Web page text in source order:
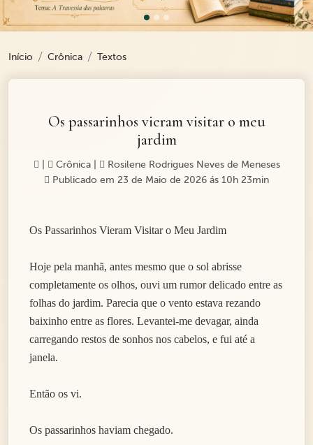
Início Crônica Textos
Os passarinhos vieram visitar o meu
jardim
Crônica|
Rosilene Rodrigues Neves de Meneses
Publicado em 23 de Maio de 2026 ás 10h 23min
Os Passarinhos Vieram Visitar o Meu Jardim
Hoje pela manhã, antes mesmo que o sol abrisse
completamente os olhos, ouvi um rumor delicado entre as
folhas do jardim. Parecia que o vento estava rezando
baixinho entre as flores. Levantei-me devagar, ainda
carregando restos de sonhos nos cabelos, e fui até a
janela.
Então os vi.
Os passarinhos haviam chegado.